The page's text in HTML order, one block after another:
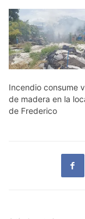
Incendio consume
de madera en la
de Frederico